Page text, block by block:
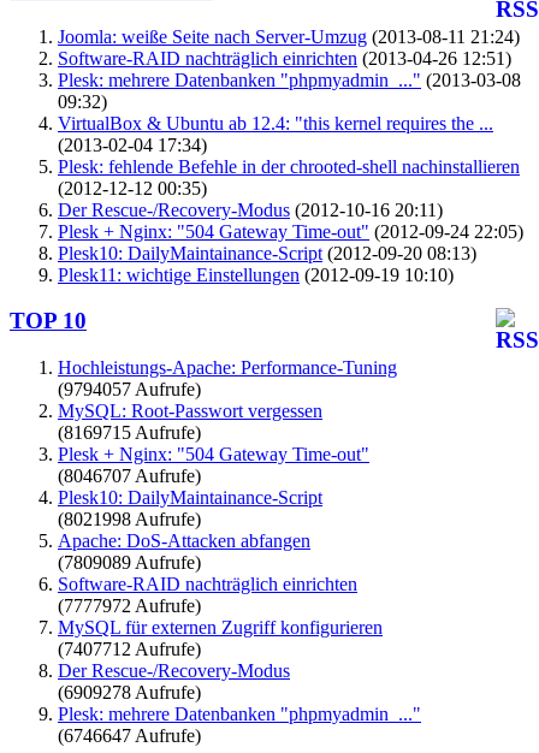
Joomla: weiße Seite nach Server-Umzug (2013-08-11 21:24)
Software-RAID nachträglich einrichten (2013-04-26 12:51)
Plesk: mehrere Datenbanken "phpmyadmin_..." (2013-03-08
09:32)
VirtualBox & Ubuntu ab 12.4: "this kernel requires the ...
(2013-02-04 17:34)
Plesk: fehlende Befehle in der chrooted-shell nachinstallieren
(2012-12-12 00:35)
Der Rescue-/Recovery-Modus (2012-10-16 20:11)
Plesk + Nginx: "504 Gateway Time-out" (2012-09-24 22:05)
Plesk10: DailyMaintainance-Script (2012-09-20 08:13)
Plesk11: wichtige Einstellungen (2012-09-19 10:10)
TOP 10
Hochleistungs-Apache: Performance-Tuning
(9794057 Aufrufe)
MySQL: Root-Passwort vergessen
(8169715 Aufrufe)
Plesk + Nginx: "504 Gateway Time-out"
(8046707 Aufrufe)
Plesk10: DailyMaintainance-Script
(8021998 Aufrufe)
Apache: DoS-Attacken abfangen
(7809089 Aufrufe)
Software-RAID nachträglich einrichten
(7777972 Aufrufe)
MySQL für externen Zugriff konfigurieren
(7407712 Aufrufe)
Der Rescue-/Recovery-Modus
(6909278 Aufrufe)
Plesk: mehrere Datenbanken "phpmyadmin_..."
(6746647 Aufrufe)